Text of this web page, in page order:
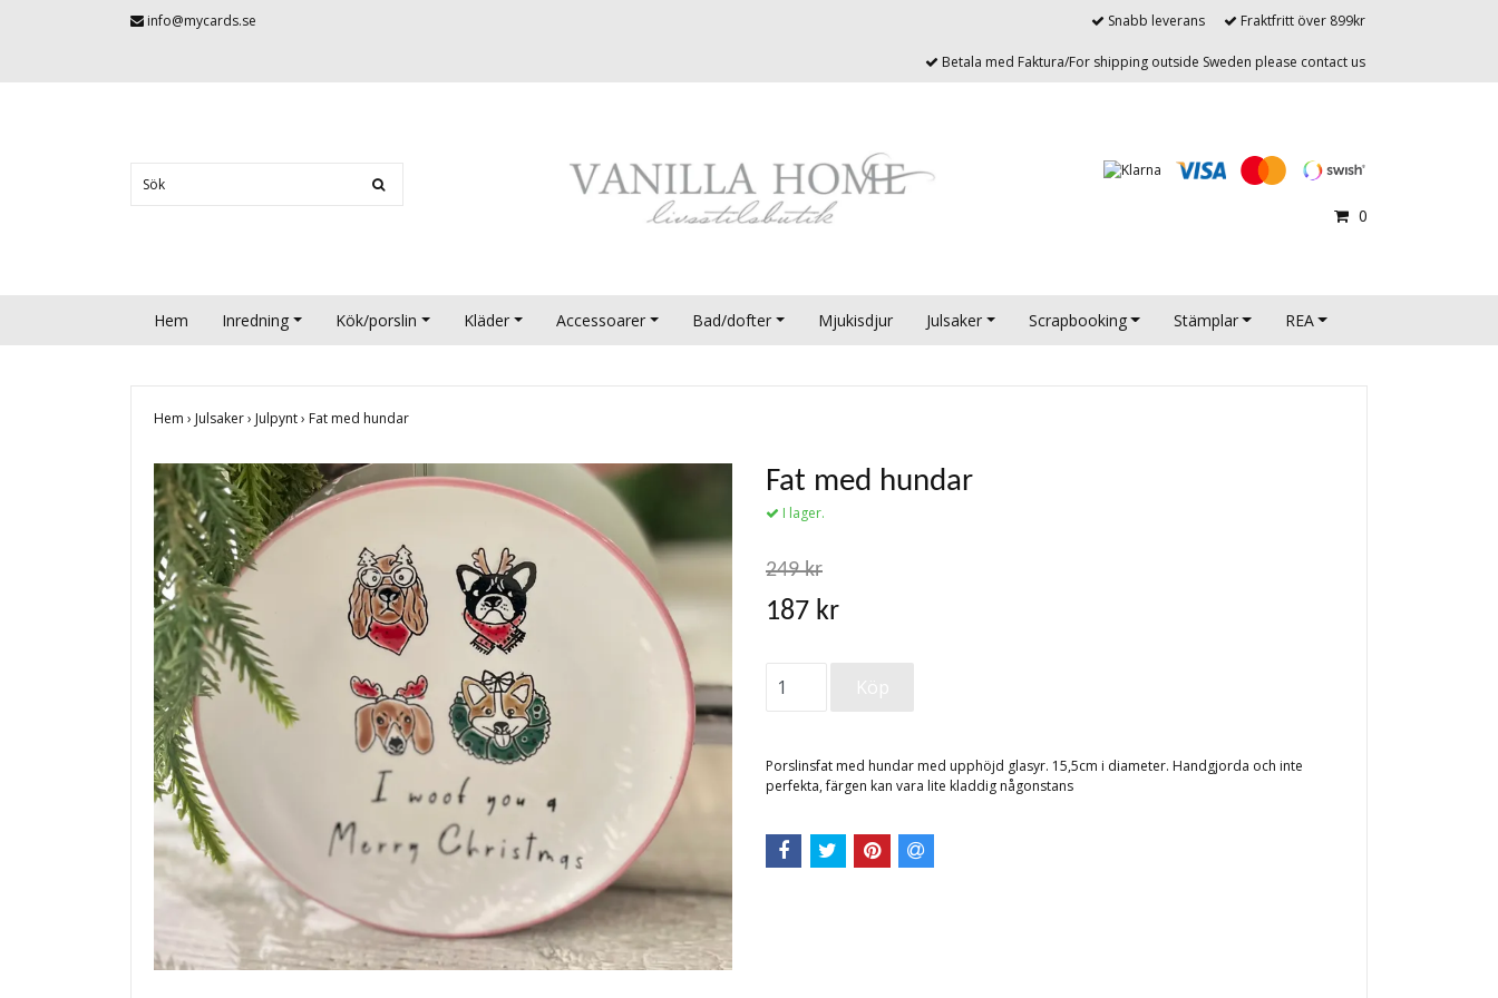
info@mycards.se Snabb leverans Fraktfritt över 899kr
Betala med Faktura/For shipping outside Sweden please contact us
0
Hem Inredning Kök/porslin Kläder Accessoarer Bad/dofter Mjukisdjur Julsaker Scrapbooking Stämplar REA
Hem › Julsaker› Julpynt› Fat med hundar
Fat med hundar
I lager.
249 kr
187 kr
Porslinsfat med hundar med upphöjd glasyr. 15,5cm i diameter. Handgjorda och inte
perfekta, färgen kan vara lite kladdig någonstans